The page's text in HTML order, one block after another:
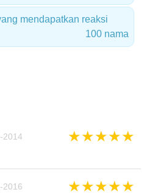
mendapatkan reaksi
100 nama
★★★★★
★★★★★